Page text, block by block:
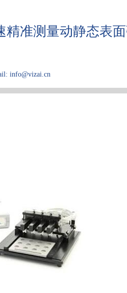
精准测量动静态表
info@vizai.cn
应用领域 关于Kibron 论文